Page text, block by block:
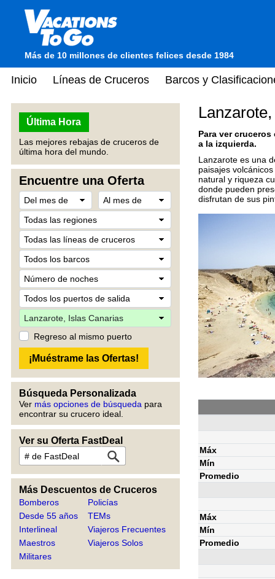
Más de 10 millones de clientes felices desde 1984
Inicio Líneas de Cruceros Barcos y
Última Hora
Las mejores rebajas de cruceros de
última hora del mundo.
Encuentre una Oferta
Regreso al mismo puerto
Búsqueda Personalizada
Ver más opciones de búsqueda para
encontrar su crucero ideal.
Ver su Oferta FastDeal
Más Descuentos de Cruceros
Bomberos
Desde 55 años
Interlineal
Maestros
Militares
Policías
TEMs
Viajeros Frecuentes
Viajeros Solos
Para ver
a la izquierda.
Lanzarote es una
paisajes
natural y riqueza
donde pueden
disfrutan de sus
Máx
Mín
Promedio
Máx
Mín
Promedio